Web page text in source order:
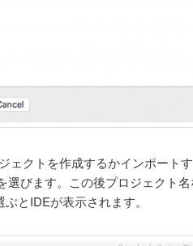
ェクトを作成するかインポート
選びます。この後プロジェクト
ぶとIDEが表示されます。